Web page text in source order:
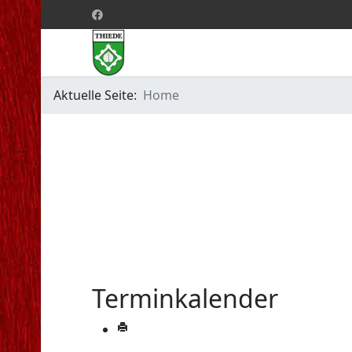
Aktuelle Seite: Home
Terminkalender